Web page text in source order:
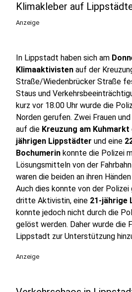
Klimakleber auf
Anzeige
In Lippstadt haben sich am
Klimaaktivisten auf der
Straße/Wiedenbrücker Straße
Staus und
kurz vor 18.00 Uhr wurde die
Norden gerufen. Zwei Frauen
auf die Kreuzung am Kuhmarkt
jährigen Lippstädter und eine
Bochumerin konnte die Polizei
Lösungsmitteln von der
waren die beiden an ihren
Auch dies konnte von der
dritte Aktivistin, eine 21-jährige
konnte jedoch nicht durch die
gelöst werden. Daher wurde die
Lippstadt zur Unterstützung
Anzeige